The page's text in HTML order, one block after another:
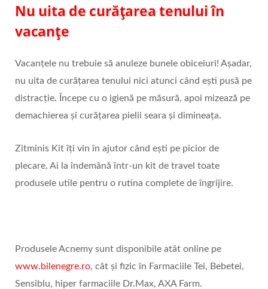
Nu uita de curățarea tenului în
vacanțe
Vacanțele nu trebuie să anuleze bunele obiceiuri! Așadar,
nu uita de curățarea tenului nici atunci când ești pusă pe
distracție.
Începe cu o igienă pe măsură, apoi mizează pe
demachierea și curățarea pielii seara și dimineața.
Zitminis Kit îți vin în ajutor când ești pe picior de
plecare. Ai la îndemână într-un kit de travel toate
produsele utile pentru o rutina complete de îngrijire.
Produsele Acnemy sunt disponibile atât online pe
www.bilenegre.ro, cât și fizic în Farmaciile Tei, Bebetei,
Sensiblu, hiper farmaciile Dr.Max, AXA Farm.